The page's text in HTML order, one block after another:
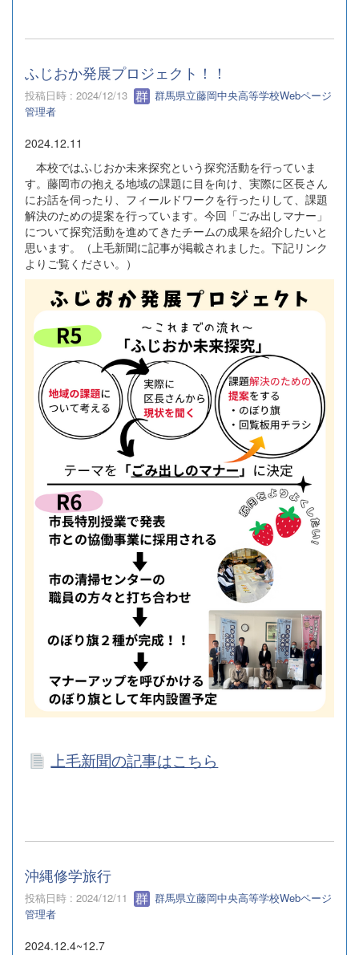
ふじおか発展プロジェクト！！
投稿日時 : 2024/12/13
群馬県立藤岡中央高等学校Webページ
管理者
2024.12.11
本校ではふじおか未来探究という探究活動を行っていま
す。藤岡市の抱える地域の課題に目を向け、実際に区長さん
にお話を伺ったり、フィールドワークを行ったりして、課題
解決のための提案を行っています。今回「ごみ出しマナー」
について探究活動を進めてきたチームの成果を紹介したいと
思います。（上毛新聞に記事が掲載されました。下記リンク
よりご覧ください。）
上毛新聞の記事はこちら
沖縄修学旅行
投稿日時 : 2024/12/11
群馬県立藤岡中央高等学校Webページ
管理者
2024.12.4~12.7